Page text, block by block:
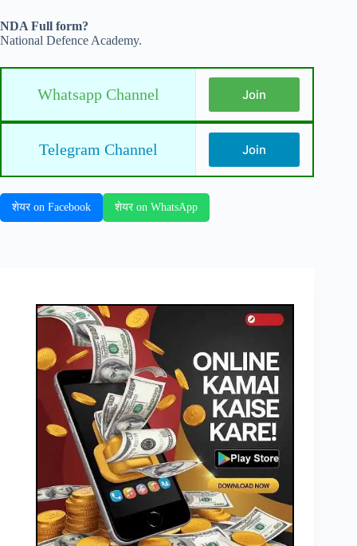
NDA Full form?
National Defence Academy.
Whatsapp Channel Join
Telegram Channel Join
शेयर on Facebook शेयर on WhatsApp